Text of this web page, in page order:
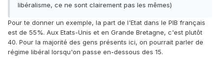
libéralisme, ce ne sont clairement pas les mêmes)
Pour te donner un exemple, la part de l'Etat dans le PIB français
est de 55%. Aux Etats-Unis et en Grande Bretagne, c'est plutôt
40. Pour la majorité des gens présents ici, on pourrait parler de
régime libéral lorsqu'on passe en-dessous des 15.